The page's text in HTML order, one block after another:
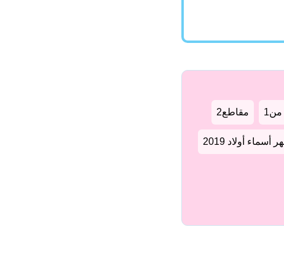
مقاطع2
أسماء أولاد 2019